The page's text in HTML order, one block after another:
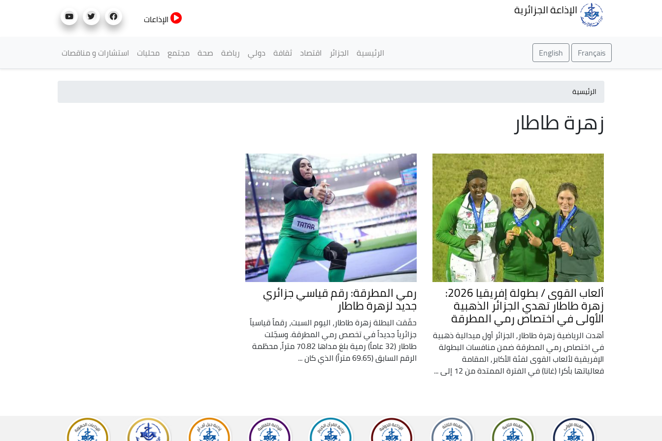
الإذاعة الجزائرية
الإذاعات
Français
English القائمة الرئيسية
الرئيسية الجزائر اقتصاد ثقافة دولي رياضة صحة مجتمع محليات استشارات و مناقصات
الرئيسية
زهرة طاطار
ألعاب القوى / بطولة إفريقيا 2026:
زهرة طاطار تهدي الجزائر الذهبية
الأولى في اختصاص رمي المطرقة
أهدت الرياضية زهرة طاطار, الجزائر أول ميدالية ذهبية
في اختصاص رمي المطرقة ضمن منافسات البطولة
الإفريقية لألعاب القوى لفئة الأكابر, المقامة
فعالياتها بأكرا (غانا) في الفترة الممتدة من 12 إلى ...
رمي المطرقة: رقم قياسي جزائري
جديد لزهرة طاطار
حقّقت البطلة زهرة طاطار، اليوم السبت، رقماً قياسياً
جزائرياً جديداً في تخصص رمي المطرقة. وسجّلت
طاطار (32 عاماً) رمية بلغ مداها 70.82 متراً، محطّمة
الرقم السابق (69.65 متراً) الذي كان ...